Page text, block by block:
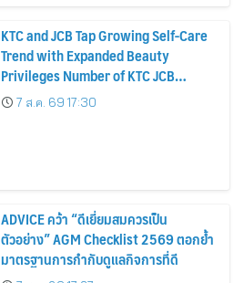
KTC and JCB Tap Growing Self-Care
Trend with Expanded Beauty
Privileges Number of KTC JCB
Cardmembers Spending on
Cosmetics Rises 26%
7 ส.ค. 69 17:30
ADVICE คว้า “ดีเยี่ยมสมควรเป็น
ตัวอย่าง” AGM Checklist 2569 ตอกย้ำ
มาตรฐานการกำกับดูแลกิจการที่ดี